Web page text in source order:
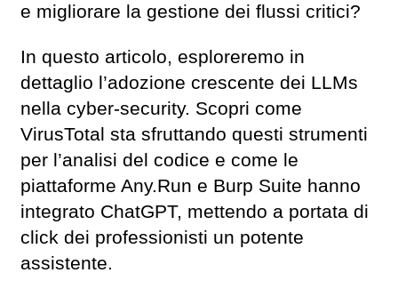
e migliorare la gestione dei flussi critici?
In questo articolo, esploreremo in
dettaglio l’adozione crescente dei LLMs
nella cyber-security. Scopri come
VirusTotal sta sfruttando questi strumenti
per l’analisi del codice e come le
piattaforme Any.Run e Burp Suite hanno
integrato ChatGPT, mettendo a portata di
click dei professionisti un potente
assistente.